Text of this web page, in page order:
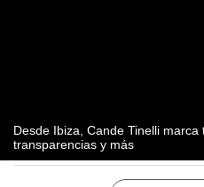
Desde Ibiza, Cande Tinelli
transparencias y más